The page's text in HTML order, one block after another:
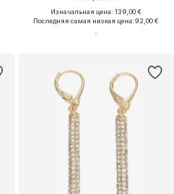
Изначальная цена: 139,00 €
Последняя самая низкая цена:92,00 €